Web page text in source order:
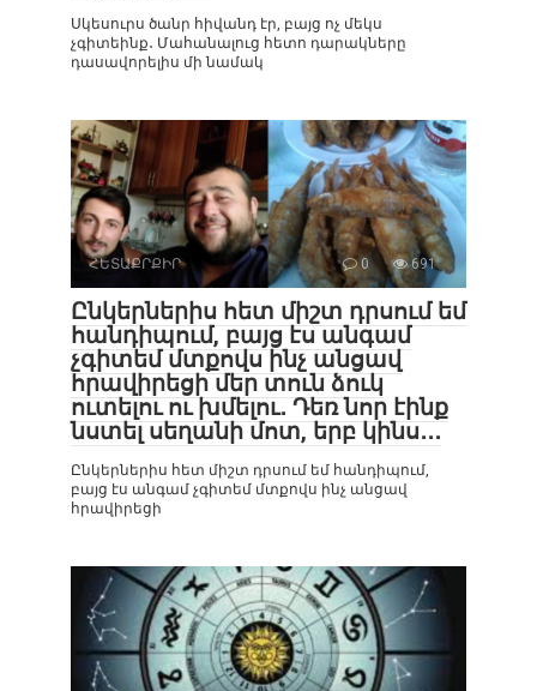
Սկեսուրս ծանր հիվանդ էր, բայց ոչ մեկս
չգիտեինք․ Մահանալուց հետո դարակները
դասավորելիս մի նամակ
ՀԵՏԱՔՐՔԻՐ 0 691
Ընկերներիս հետ միշտ դրսում եմ
հանդիպում, բայց էս անգամ
չգիտեմ մտքովս ինչ անցավ
հրավիրեցի մեր տուն ձուկ
ուտելու ու խմելու․ Դեռ նոր էինք
նստել սեղանի մոտ, երբ կինս․․․
Ընկերներիս հետ միշտ դրսում եմ հանդիպում,
բայց էս անգամ չգիտեմ մտքովս ինչ անցավ
հրավիրեցի